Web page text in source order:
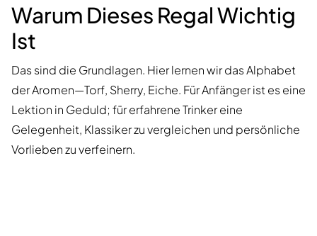
Warum Dieses Regal Wichtig
Ist
Das sind die Grundlagen. Hier lernen wir das Alphabet
der Aromen—Torf, Sherry, Eiche. Für Anfänger ist es eine
Lektion in Geduld; für erfahrene Trinker eine
Gelegenheit, Klassiker zu vergleichen und persönliche
Vorlieben zu verfeinern.